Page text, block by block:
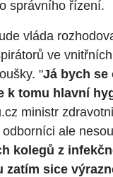
správního řízení.
vláda
ve
"Já bych se
k tomu hlavní
ministr
ale
kolegů z
zatím sice